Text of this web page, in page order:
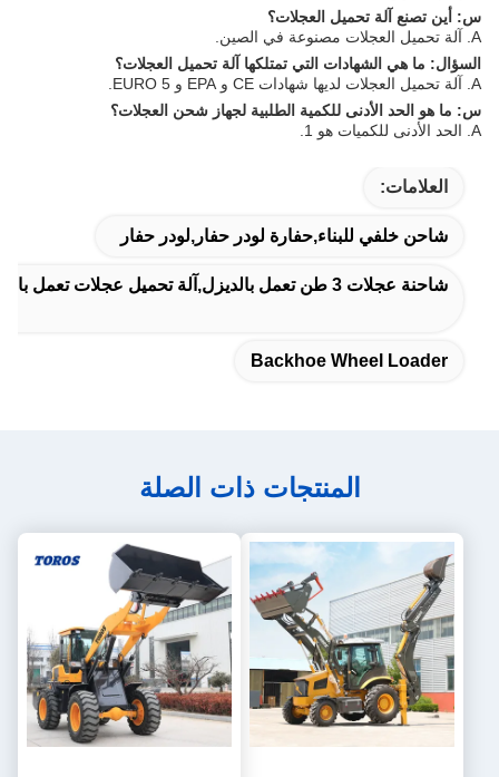
س: أين تصنع آلة تحميل العجلات؟
A. آلة تحميل العجلات مصنوعة في الصين.
السؤال: ما هي الشهادات التي تمتلكها آلة تحميل العجلات؟
A. آلة تحميل العجلات لديها شهادات CE و EPA و EURO 5.
س: ما هو الحد الأدنى للكمية الطلبية لجهاز شحن العجلات؟
A. الحد الأدنى للكميات هو 1.
العلامات:
شاحن خلفي للبناء,حفارة لودر حفار,لودر حفار
شاحنة عجلات 3 طن تعمل بالديزل,آلة تحميل عجلات تعمل بالديزل,شاحنة عجلات 3 طن CE
Backhoe Wheel Loader
المنتجات ذات الصلة